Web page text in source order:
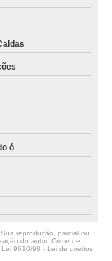
ó
reprodução, parcial ou
do autor. Crime de
Lei 9610/98 - Lei de direitos